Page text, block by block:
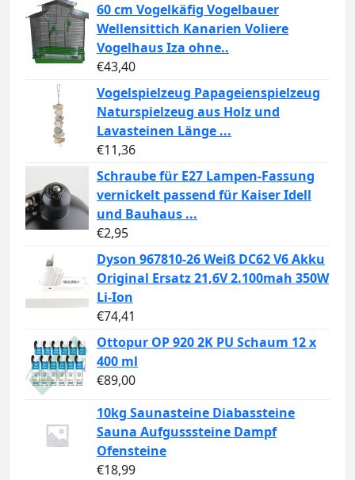
60 cm Vogelkäfig Vogelbauer
Wellensittich Kanarien Voliere
Vogelhaus Iza ohne..
€43,40
Vogelspielzeug Papageienspielzeug
Naturspielzeug aus Holz und
Lavasteinen Länge ...
€11,36
Schraube für E27 Lampen-Fassung
vernickelt passend für Kaiser Idell
und Bauhaus ...
€2,95
Dyson 967810-26 Weiß DC62 V6 Akku
Original Ersatz 21,6V 2.100mah 350W
Li-Ion
€74,41
Ottopur OP 920 2K PU Schaum 12 x
400 ml
€89,00
10kg Saunasteine Diabassteine
Sauna Aufgusssteine Dampf
Ofensteine
€18,99